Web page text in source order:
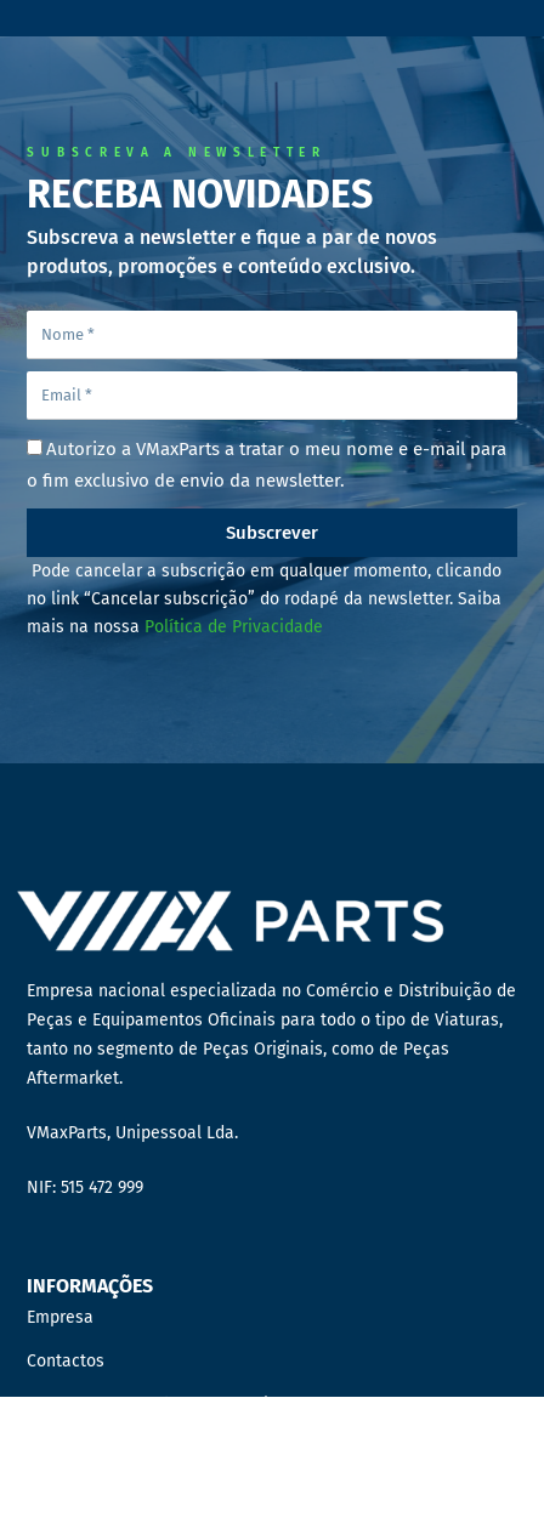
SUBSCREVA A NEWSLETTER
RECEBA NOVIDADES
Subscreva a newsletter e fique a par de novos
produtos, promoções e conteúdo exclusivo.
Autorizo a VMaxParts a tratar o meu nome e e-mail para
o fim exclusivo de envio da newsletter.
Subscrever
Pode cancelar a subscrição em qualquer momento, clicando
no link “Cancelar subscrição” do rodapé da newsletter. Saiba
mais na nossa Política de Privacidade
Empresa nacional especializada no Comércio e Distribuição de
Peças e Equipamentos Oficinais para todo o tipo de Viaturas,
tanto no segmento de Peças Originais, como de Peças
Aftermarket.
VMaxParts, Unipessoal Lda.
NIF: 515 472 999
INFORMAÇÕES
Empresa
Contactos